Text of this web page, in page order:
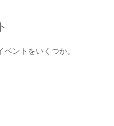
ントをいくつか。